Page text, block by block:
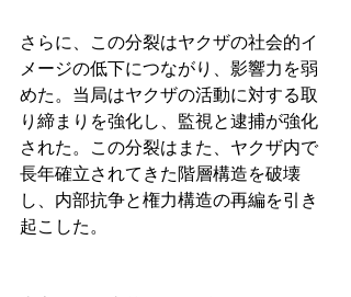
さらに、この分裂はヤクザの社会的イ
メージの低下につながり、影響力を弱
めた。当局はヤクザの活動に対する取
り締まりを強化し、監視と逮捕が強化
された。この分裂はまた、ヤクザ内で
長年確立されてきた階層構造を破壊
し、内部抗争と権力構造の再編を引き
起こした。